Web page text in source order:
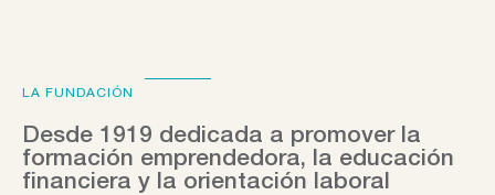
LA FUNDACIÓN
Desde 1919 dedicada a promover la
formación emprendedora, la educación
financiera y la orientación laboral